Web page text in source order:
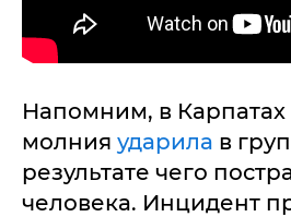
Напомним, в Карпатах
молния ударила в
результате чего
человека. Инцидент